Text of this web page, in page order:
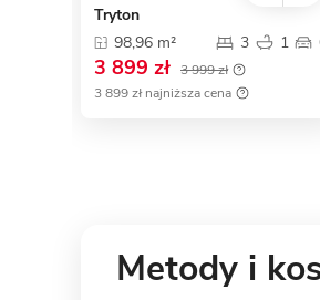
Tryton
98,96 m²
3 1
3 899 zł 3 999 zł
3 899 zł najniższa cena
Metody i